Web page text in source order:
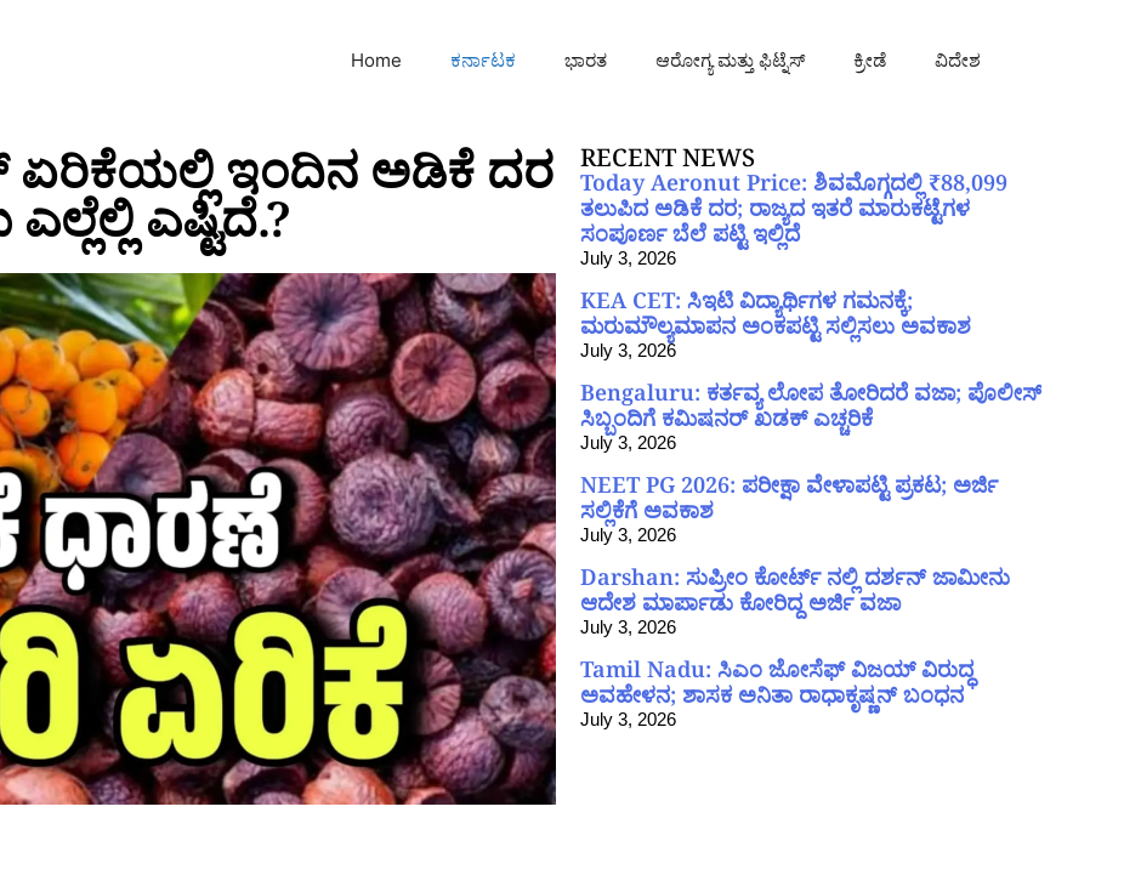
Home ಕರ್ನಾಟಕ ಭಾರತ ಆರೋಗ್ಯ ಮತ್ತು ಫಿಟ್ನೆಸ್ ಕ್ರೀಡೆ ವಿದೇಶ
ಏರಿಕೆಯಲ್ಲಿ ಇಂದಿನ ಅಡಿಕೆ ದರ
ಎಷ್ಟಿದೆ.?
RECENT NEWS
Today Aeronut Price: ಶಿವಮೊಗ್ಗದಲ್ಲಿ ₹88,099
ತಲುಪಿದ ಅಡಿಕೆ ದರ; ರಾಜ್ಯದ ಇತರೆ ಮಾರುಕಟ್ಟೆಗಳ
ಸಂಪೂರ್ಣ ಬೆಲೆ ಪಟ್ಟಿ ಇಲ್ಲಿದೆ
July 3, 2026
KEA CET: ಸಿಇಟಿ ವಿದ್ಯಾರ್ಥಿಗಳ ಗಮನಕ್ಕೆ;
ಮರುಮೌಲ್ಯಮಾಪನ ಅಂಕಪಟ್ಟಿ ಸಲ್ಲಿಸಲು ಅವಕಾಶ
July 3, 2026
Bengaluru: ಕರ್ತವ್ಯ ಲೋಪ ತೋರಿದರೆ ವಜಾ; ಪೊಲೀಸ್
ಸಿಬ್ಬಂದಿಗೆ ಕಮಿಷನರ್ ಖಡಕ್ ಎಚ್ಚರಿಕೆ
July 3, 2026
NEET PG 2026: ಪರೀಕ್ಷಾ ವೇಳಾಪಟ್ಟಿ ಪ್ರಕಟ; ಅರ್ಜಿ
ಸಲ್ಲಿಕೆಗೆ ಅವಕಾಶ
July 3, 2026
Darshan: ಸುಪ್ರೀಂ ಕೋರ್ಟ್ ನಲ್ಲಿ ದರ್ಶನ್ ಜಾಮೀನು
ಆದೇಶ ಮಾರ್ಪಾಡು ಕೋರಿದ್ದ ಅರ್ಜಿ ವಜಾ
July 3, 2026
Tamil Nadu: ಸಿಎಂ ಜೋಸೆಫ್ ವಿಜಯ್ ವಿರುದ್ಧ
ಅವಹೇಳನ; ಶಾಸಕ ಅನಿತಾ ರಾಧಾಕೃಷ್ಣನ್ ಬಂಧನ
July 3, 2026